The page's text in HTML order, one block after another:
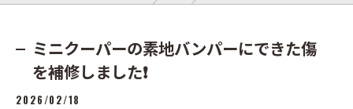
ミニクーパーの素地バンパーにできた傷
を補修しました❗️
2026/02/18